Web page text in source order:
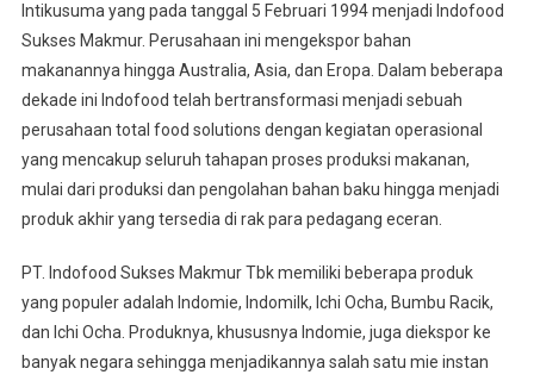
Intikusuma yang pada tanggal 5 Februari 1994 menjadi Indofood
Sukses Makmur. Perusahaan ini mengekspor bahan
makanannya hingga Australia, Asia, dan Eropa. Dalam beberapa
dekade ini Indofood telah bertransformasi menjadi sebuah
perusahaan total food solutions dengan kegiatan operasional
yang mencakup seluruh tahapan proses produksi makanan,
mulai dari produksi dan pengolahan bahan baku hingga menjadi
produk akhir yang tersedia di rak para pedagang eceran.
PT. Indofood Sukses Makmur Tbk memiliki beberapa produk
yang populer adalah Indomie, Indomilk, Ichi Ocha, Bumbu Racik,
dan Ichi Ocha. Produknya, khususnya Indomie, juga diekspor ke
banyak negara sehingga menjadikannya salah satu mie instan